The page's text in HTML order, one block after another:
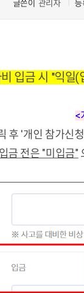
글쓴이 관리자 등
입금 시 "익일(
<
후 '개인 참가신
입금 전은 "미입금"